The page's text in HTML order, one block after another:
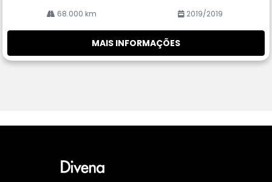
68.000 km 2019/2019
MAIS INFORMAÇÕES